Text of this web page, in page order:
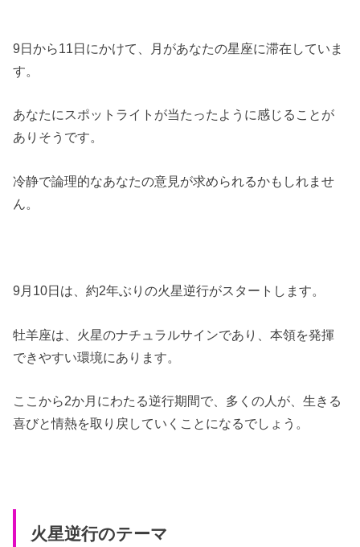
9日から11日にかけて、月があなたの星座に滞在していま
す。
あなたにスポットライトが当たったように感じることが
ありそうです。
冷静で論理的なあなたの意見が求められるかもしれませ
ん。
9月10日は、約2年ぶりの火星逆行がスタートします。
牡羊座は、火星のナチュラルサインであり、本領を発揮
できやすい環境にあります。
ここから2か月にわたる逆行期間で、多くの人が、生きる
喜びと情熱を取り戻していくことになるでしょう。
火星逆行のテーマ